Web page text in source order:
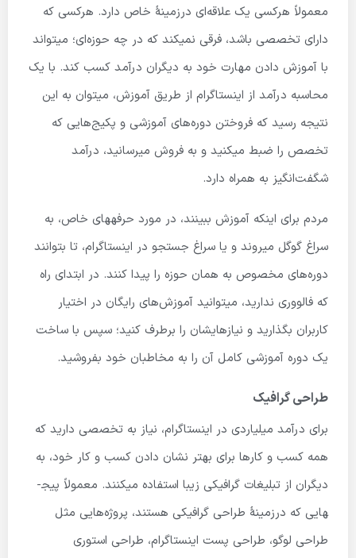
معمولاً هرکسی یک علاقه‌ای درزمینهٔ خاص دارد. هرکسی که
دارای تخصصی باشد، فرقی نمیکند که در چه حوزه‌ای؛ میتواند
با آموزش دادن مهارت خود به دیگران درآمد کسب کند. با یک
محاسبه درآمد از اینستاگرام از طریق آموزش، میتوان به این
نتیجه رسید که فروختن دوره‌های آموزشی و پکیج‌هایی که
تخصص را ضبط میکنید و به فروش میرسانید، درآمد
شگفت‌انگیز به همراه دارد.
مردم برای اینکه آموزش ببینند، در مورد حرفه­های خاص، به
سراغ گوگل میروند و یا سراغ جستجو در اینستاگرام، تا بتوانند
دوره‌های مخصوص به همان حوزه را پیدا کنند. در ابتدای راه
که فالووری ندارید، میتوانید آموزش‌های رایگان در اختیار
کاربران بگذارید و نیازهایشان را برطرف کنید؛ سپس با ساخت
یک دوره آموزشی کامل آن را به مخاطبان خود بفروشید.
طراحی گرافیک
برای درآمد میلیاردی در اینستاگرام، نیاز به تخصصی دارید که
همه کسب و کارها برای بهتر نشان دادن کسب و کار خود، به
دیگران از تبلیغات گرافیکی زیبا استفاده میکنند. معمولاً پیج­
هایی که درزمینهٔ طراحی گرافیکی هستند، پروژه‌هایی مثل
طراحی لوگو، طراحی پست اینستاگرام، طراحی استوری